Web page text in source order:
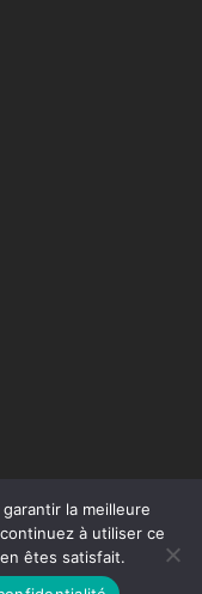
la meilleure
à utiliser ce
êtes satisfait.